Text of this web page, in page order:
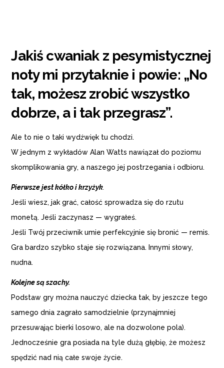
Jakiś cwaniak z pesymistycznej
noty mi przytaknie i powie: „No
tak, możesz zrobić wszystko
dobrze, a i tak przegrasz”.
Ale to nie o taki wydźwięk tu chodzi.
W jednym z wykładów Alan Watts nawiązał do poziomu
skomplikowania gry, a naszego jej postrzegania i odbioru.
Pierwsze jest kółko i krzyżyk.
Jeśli wiesz, jak grać, całość sprowadza się do rzutu
monetą. Jeśli zaczynasz — wygrałeś.
Jeśli Twój przeciwnik umie perfekcyjnie się bronić — remis.
Gra bardzo szybko staje się rozwiązana. Innymi słowy,
nudna.
Kolejne są szachy.
Podstaw gry można nauczyć dziecka tak, by jeszcze tego
samego dnia zagrało samodzielnie (przynajmniej
przesuwając bierki losowo, ale na dozwolone pola).
Jednocześnie gra posiada na tyle dużą głębię, że możesz
spędzić nad nią całe swoje życie.